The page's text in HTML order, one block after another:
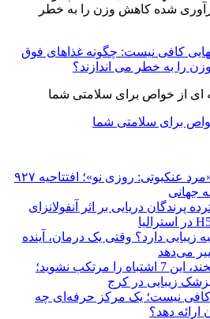
کافی نیست: چگونه غذاهای فوق
را به خطر می اندازند؟
خواص برای سلامتی شما
رکوردشکنی تاریخی «مرد عنکبوتی: روزی نو»؛ افتتاحیه ۹۲۷
جهانی
پرندگان دریایی بر اثر آنفولانزای
زیبایی دارد؟ وقتی یک درمان، آینده
می‌دهد
قبل از اصلاح طرح لبخند، این 7 اشتباه را مرتکب نشوید؛
زیبایی در کرج
نیست؛ یک مرکز حرفه‌ای چه
ارائه دهد؟